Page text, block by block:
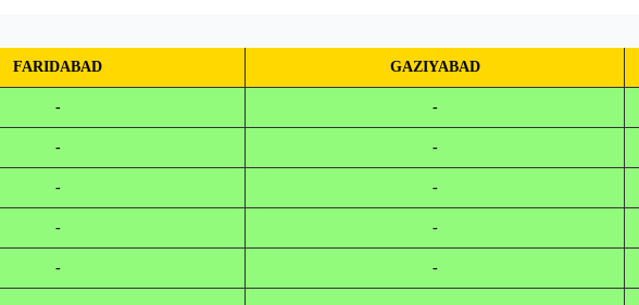
FARIDABAD GAZIYABAD
- -
- -
- -
- -
- -